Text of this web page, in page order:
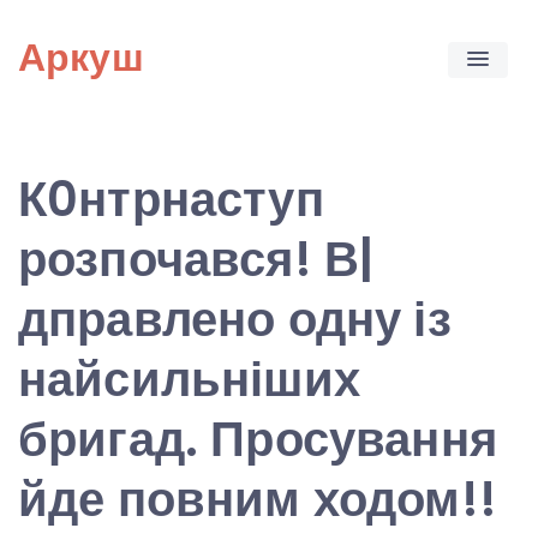
content
Аркуш
К0нтрнаступ
розпочався! В|
дправлено одну із
найсильніших
бригад. Просування
йде повним ходом!!